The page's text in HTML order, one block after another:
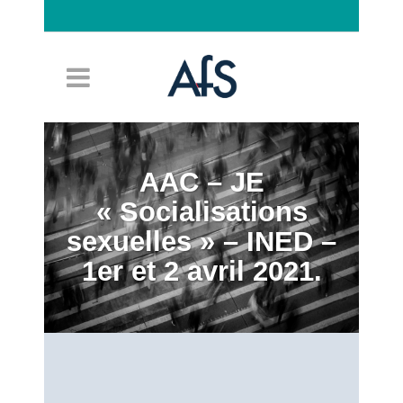
AAC – JE
« Socialisations
sexuelles » – INED –
1er et 2 avril 2021.